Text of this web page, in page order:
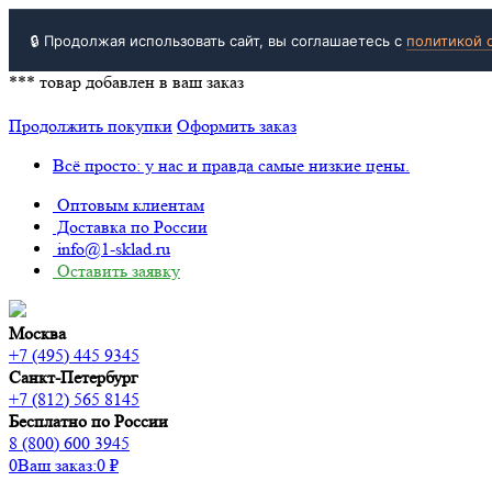
🔒 Продолжая использовать сайт, вы соглашаетесь с политикой
*** товар добавлен в ваш заказ
Продолжить покупки Оформить заказ
Всё просто: у нас и правда самые низкие цены.
Оптовым клиентам
Доставка по России
info@1-sklad.ru
Оставить заявку
Москва
+7 (495) 445 9345
Санкт-Петербург
+7 (812) 565 8145
Бесплатно по России
8 (800) 600 3945
0Ваш заказ:0 ₽